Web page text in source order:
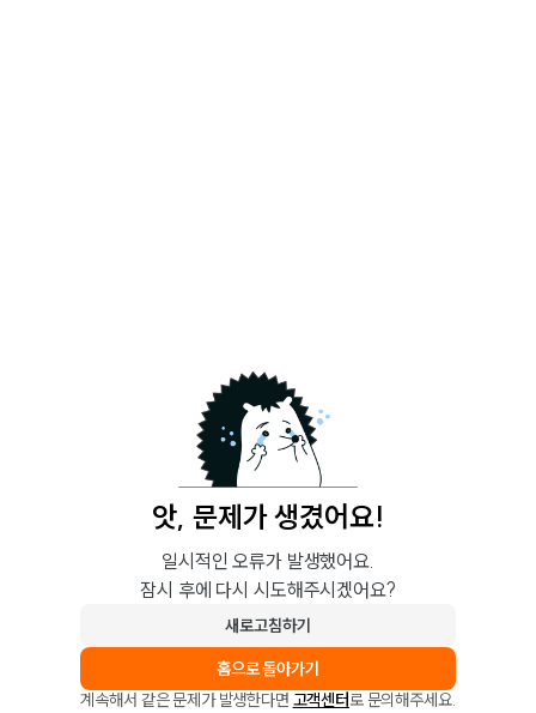
앗, 문제가 생겼어요!
일시적인 오류가 발생했어요.
잠시 후에 다시 시도해주시겠어요?
새로고침하기
홈으로 돌아가기
계속해서 같은 문제가 발생한다면 고객센터로 문의해주세요.